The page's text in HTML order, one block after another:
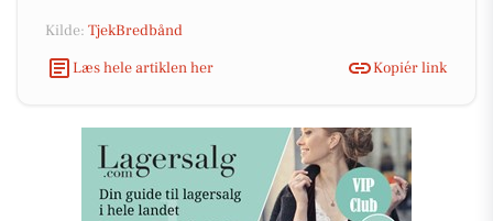
Kilde: TjekBredbånd
Læs hele artiklen her
Kopiér link